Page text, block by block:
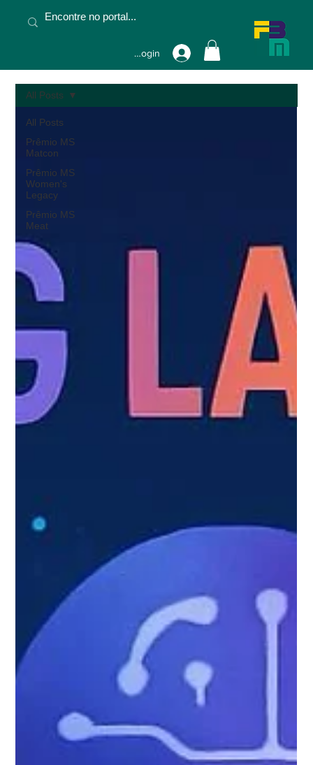
Fazer Login
All Posts
Prêmio MS
Matcon
Prêmio MS
Women's
Legacy
Prêmio MS
Meat
All Posts